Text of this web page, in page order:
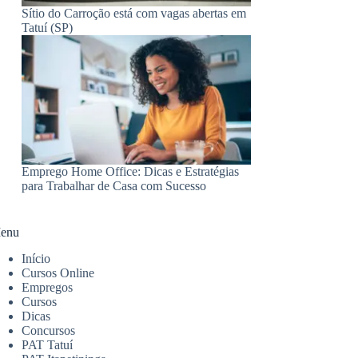
Sítio do Carroção está com vagas abertas em
Tatuí (SP)
Emprego Home Office: Dicas e Estratégias
para Trabalhar de Casa com Sucesso
Início
Cursos Online
Empregos
Cursos
Dicas
Concursos
PAT Tatuí